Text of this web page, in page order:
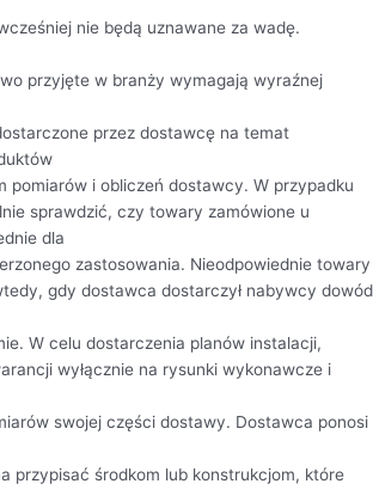
nie będą uznawane za wadę.
przyjęte w branży wymagają wyraźnej
przez dostawcę na temat
pomiarów i obliczeń dostawcy. W przypadku
sprawdzić, czy towary zamówione u
dla
zastosowania. Nieodpowiednie towary
gdy dostawca dostarczył nabywcy dowód
W celu dostarczenia planów instalacji,
wyłącznie na rysunki wykonawcze i
swojej części dostawy. Dostawca ponosi
przypisać środkom lub konstrukcjom, które